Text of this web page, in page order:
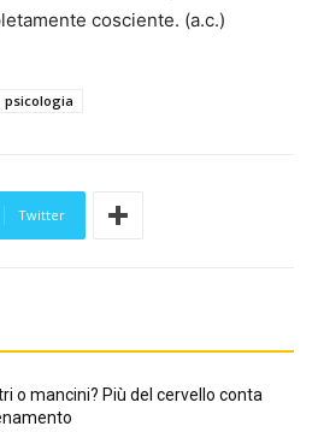
cosciente. (a.c.)
psicologia
Twitter
o mancini? Più del cervello conta